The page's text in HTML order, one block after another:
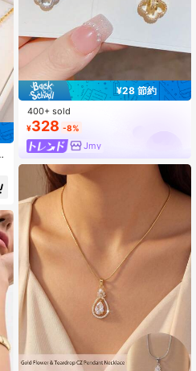
¥28 節約
400+ sold
¥328 -8%
Jmy